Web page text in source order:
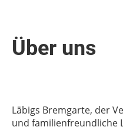
Über uns
Läbigs Bremgarte, der
und familienfreundliche